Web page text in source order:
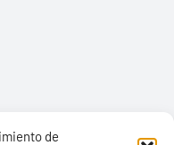
de